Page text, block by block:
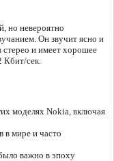
но невероятно
Он звучит ясно и
стерео и имеет хорошее
Кбит/сек.
моделях Nokia, включая
в мире и часто
важно в эпоху